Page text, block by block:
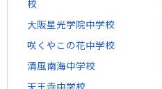
校
大阪星光学院中学校
咲くやこの花中学校
清風南海中学校
天王寺中学校